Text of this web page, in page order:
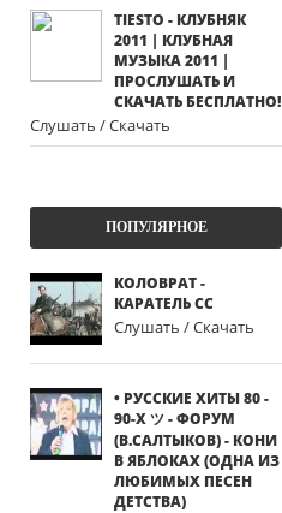
TIESTO - КЛУБНЯК
2011 | КЛУБНАЯ
МУЗЫКА 2011 |
ПРОСЛУШАТЬ И
СКАЧАТЬ БЕСПЛАТНО!
Слушать / Скачать
ПОПУЛЯРНОЕ
КОЛОВРАТ -
КАРАТЕЛЬ СС
Слушать / Скачать
• РУССКИЕ ХИТЫ 80 -
90-Х ツ - ФОРУМ
(В.САЛТЫКОВ) - КОНИ
В ЯБЛОКАХ (ОДНА ИЗ
ЛЮБИМЫХ ПЕСЕН
ДЕТСТВА)